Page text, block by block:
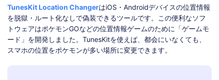
TunesKit Location ChangerはiOS・Androidデバイスの位置情報
を脱獄・ルート化なしで偽装できるツールです。この便利なソフ
トウェアはポケモンGOなどの位置情報ゲームのために「ゲームモ
ード」を開発しました。TunesKitを使えば、都会にいなくても、
スマホの位置をポケモンが多い場所に変更できます。